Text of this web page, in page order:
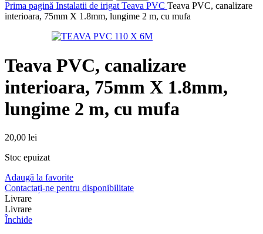
Prima pagină Instalatii de irigat Teava PVC Teava PVC, canalizare
interioara, 75mm X 1.8mm, lungime 2 m, cu mufa
Teava PVC, canalizare
interioara, 75mm X 1.8mm,
lungime 2 m, cu mufa
20,00 lei
Stoc epuizat
Adaugă la favorite
Contactați-ne pentru disponibilitate
Livrare
Livrare
Închide